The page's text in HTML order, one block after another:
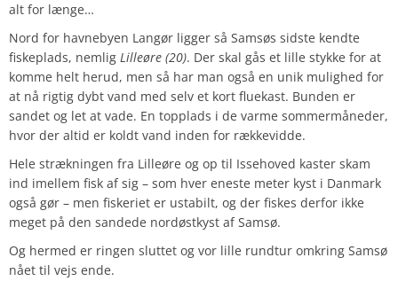
alt for længe…
Nord for havnebyen Langør ligger så Samsøs sidste kendte
fiskeplads, nemlig Lilleøre (20). Der skal gås et lille stykke for at
komme helt herud, men så har man også en unik mulighed for
at nå rigtig dybt vand med selv et kort fluekast. Bunden er
sandet og let at vade. En topplads i de varme sommermåneder,
hvor der altid er koldt vand inden for rækkevidde.
Hele strækningen fra Lilleøre og op til Issehoved kaster skam
ind imellem fisk af sig – som hver eneste meter kyst i Danmark
også gør – men fiskeriet er ustabilt, og der fiskes derfor ikke
meget på den sandede nordøstkyst af Samsø.
Og hermed er ringen sluttet og vor lille rundtur omkring Samsø
nået til vejs ende.